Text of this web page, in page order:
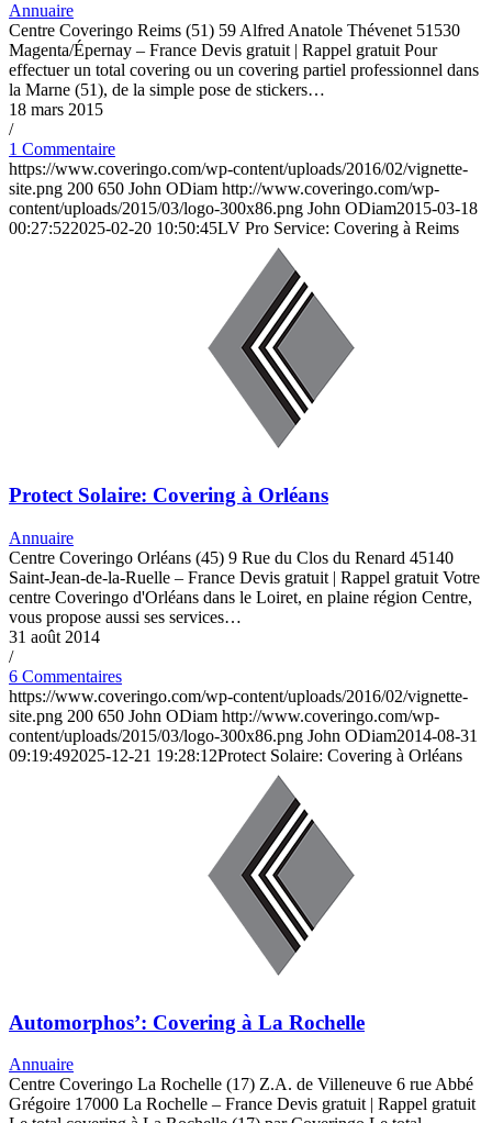
Annuaire
Centre Coveringo Reims (51) 59 Alfred Anatole Thévenet 51530
Magenta/Épernay – France Devis gratuit | Rappel gratuit Pour
effectuer un total covering ou un covering partiel professionnel dans
la Marne (51), de la simple pose de stickers…
18 mars 2015
/
1 Commentaire
https://www.coveringo.com/wp-content/uploads/2016/02/vignette-
site.png 200 650 John ODiam http://www.coveringo.com/wp-
content/uploads/2015/03/logo-300x86.png John ODiam2015-03-18
00:27:522025-02-20 10:50:45LV Pro Service: Covering à Reims
Protect Solaire: Covering à Orléans
Annuaire
Centre Coveringo Orléans (45) 9 Rue du Clos du Renard 45140
Saint-Jean-de-la-Ruelle – France Devis gratuit | Rappel gratuit Votre
centre Coveringo d'Orléans dans le Loiret, en plaine région Centre,
vous propose aussi ses services…
31 août 2014
/
6 Commentaires
https://www.coveringo.com/wp-content/uploads/2016/02/vignette-
site.png 200 650 John ODiam http://www.coveringo.com/wp-
content/uploads/2015/03/logo-300x86.png John ODiam2014-08-31
09:19:492025-12-21 19:28:12Protect Solaire: Covering à Orléans
Automorphos’: Covering à La Rochelle
Annuaire
Centre Coveringo La Rochelle (17) Z.A. de Villeneuve 6 rue Abbé
Grégoire 17000 La Rochelle – France Devis gratuit | Rappel gratuit